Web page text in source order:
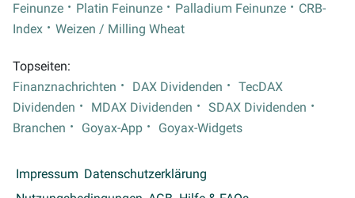
Feinunze
Platin Feinunze Palladium Feinunze
CRB-
Index
Weizen / Milling Wheat
Topseiten:
Finanznachrichten
DAX Dividenden
TecDAX
Dividenden
MDAX Dividenden
SDAX Dividenden
Branchen
Goyax-App Goyax-Widgets
Impressum Datenschutzerklärung